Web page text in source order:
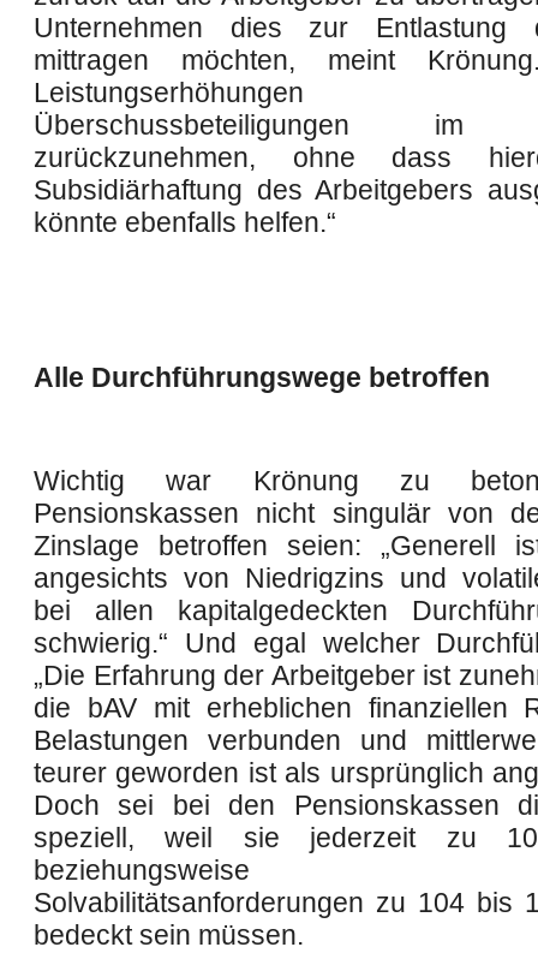
Unternehmen dies zur Entlastung
mittragen möchten, meint
Überschussbeteiligungen im
zurückzunehmen, ohne dass
Subsidiärhaftung des Arbeitgebers
könnte ebenfalls helfen.“
Alle Durchführungswege betroffen
Wichtig war Krönung zu
Pensionskassen nicht singulär von
Zinslage betroffen seien: „Generell
angesichts von Niedrigzins und
bei allen kapitalgedeckten
schwierig.“ Und egal welcher
„Die Erfahrung der Arbeitgeber ist
die bAV mit erheblichen finanziellen
Belastungen verbunden und
teurer geworden ist als ursprünglich
Doch sei bei den Pensionskassen
speziell, weil sie jederzeit zu
beziehungsweise
Solvabilitätsanforderungen zu 104 bis
bedeckt sein müssen.